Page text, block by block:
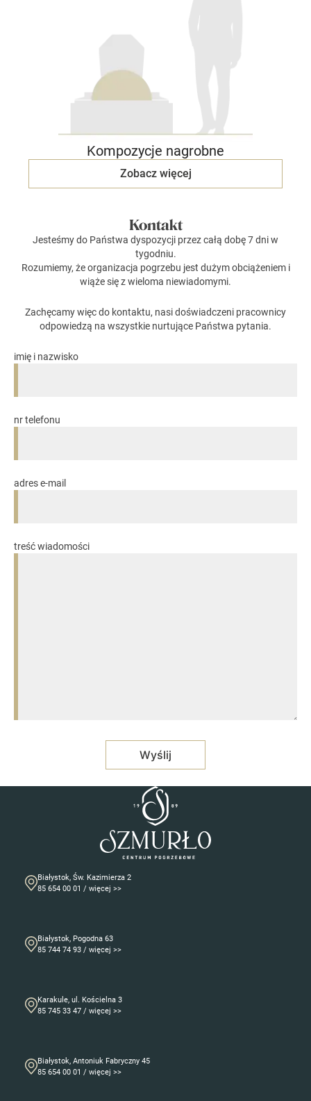
Kompozycje nagrobne
Zobacz więcej
Kontakt
Jesteśmy do Państwa dyspozycji przez całą dobę 7 dni w
tygodniu.
Rozumiemy, że organizacja pogrzebu jest dużym obciążeniem i
wiąże się z wieloma niewiadomymi.
Zachęcamy więc do kontaktu, nasi doświadczeni pracownicy
odpowiedzą na wszystkie nurtujące Państwa pytania.
imię i nazwisko
nr telefonu
adres e-mail
treść wiadomości
Białystok, Św. Kazimierza 2
85 654 00 01 / więcej >>
Białystok, Pogodna 63
85 744 74 93 / więcej >>
Karakule, ul. Kościelna 3
85 745 33 47 / więcej >>
Białystok, Antoniuk Fabryczny 45
85 654 00 01 / więcej >>